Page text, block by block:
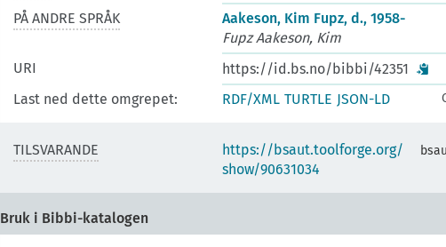
PÅ ANDRE SPRÅK
Aakeson, Kim Fupz, d., 1958-
Fupz Aakeson, Kim
URI
https://id.bs.no/bibbi/42351
Last ned dette omgrepet:
RDF/XML TURTLE JSON-LD
TILSVARANDE
https://bsaut.toolforge.org/
show/90631034
Bruk i Bibbi-katalogen